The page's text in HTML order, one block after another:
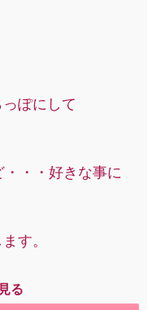
ぽにして
・・好きな事に
す。
る